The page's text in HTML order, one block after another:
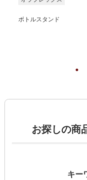
ボトルスタンド
お探しの商
キー